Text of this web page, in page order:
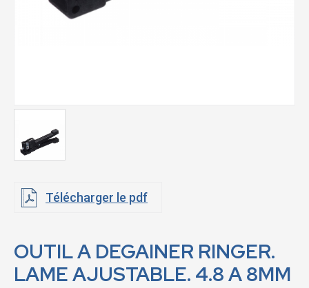
Télécharger le pdf
OUTIL A DEGAINER RINGER.
LAME AJUSTABLE. 4.8 A 8MM